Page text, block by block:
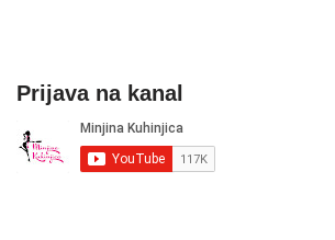
Prijava na kanal